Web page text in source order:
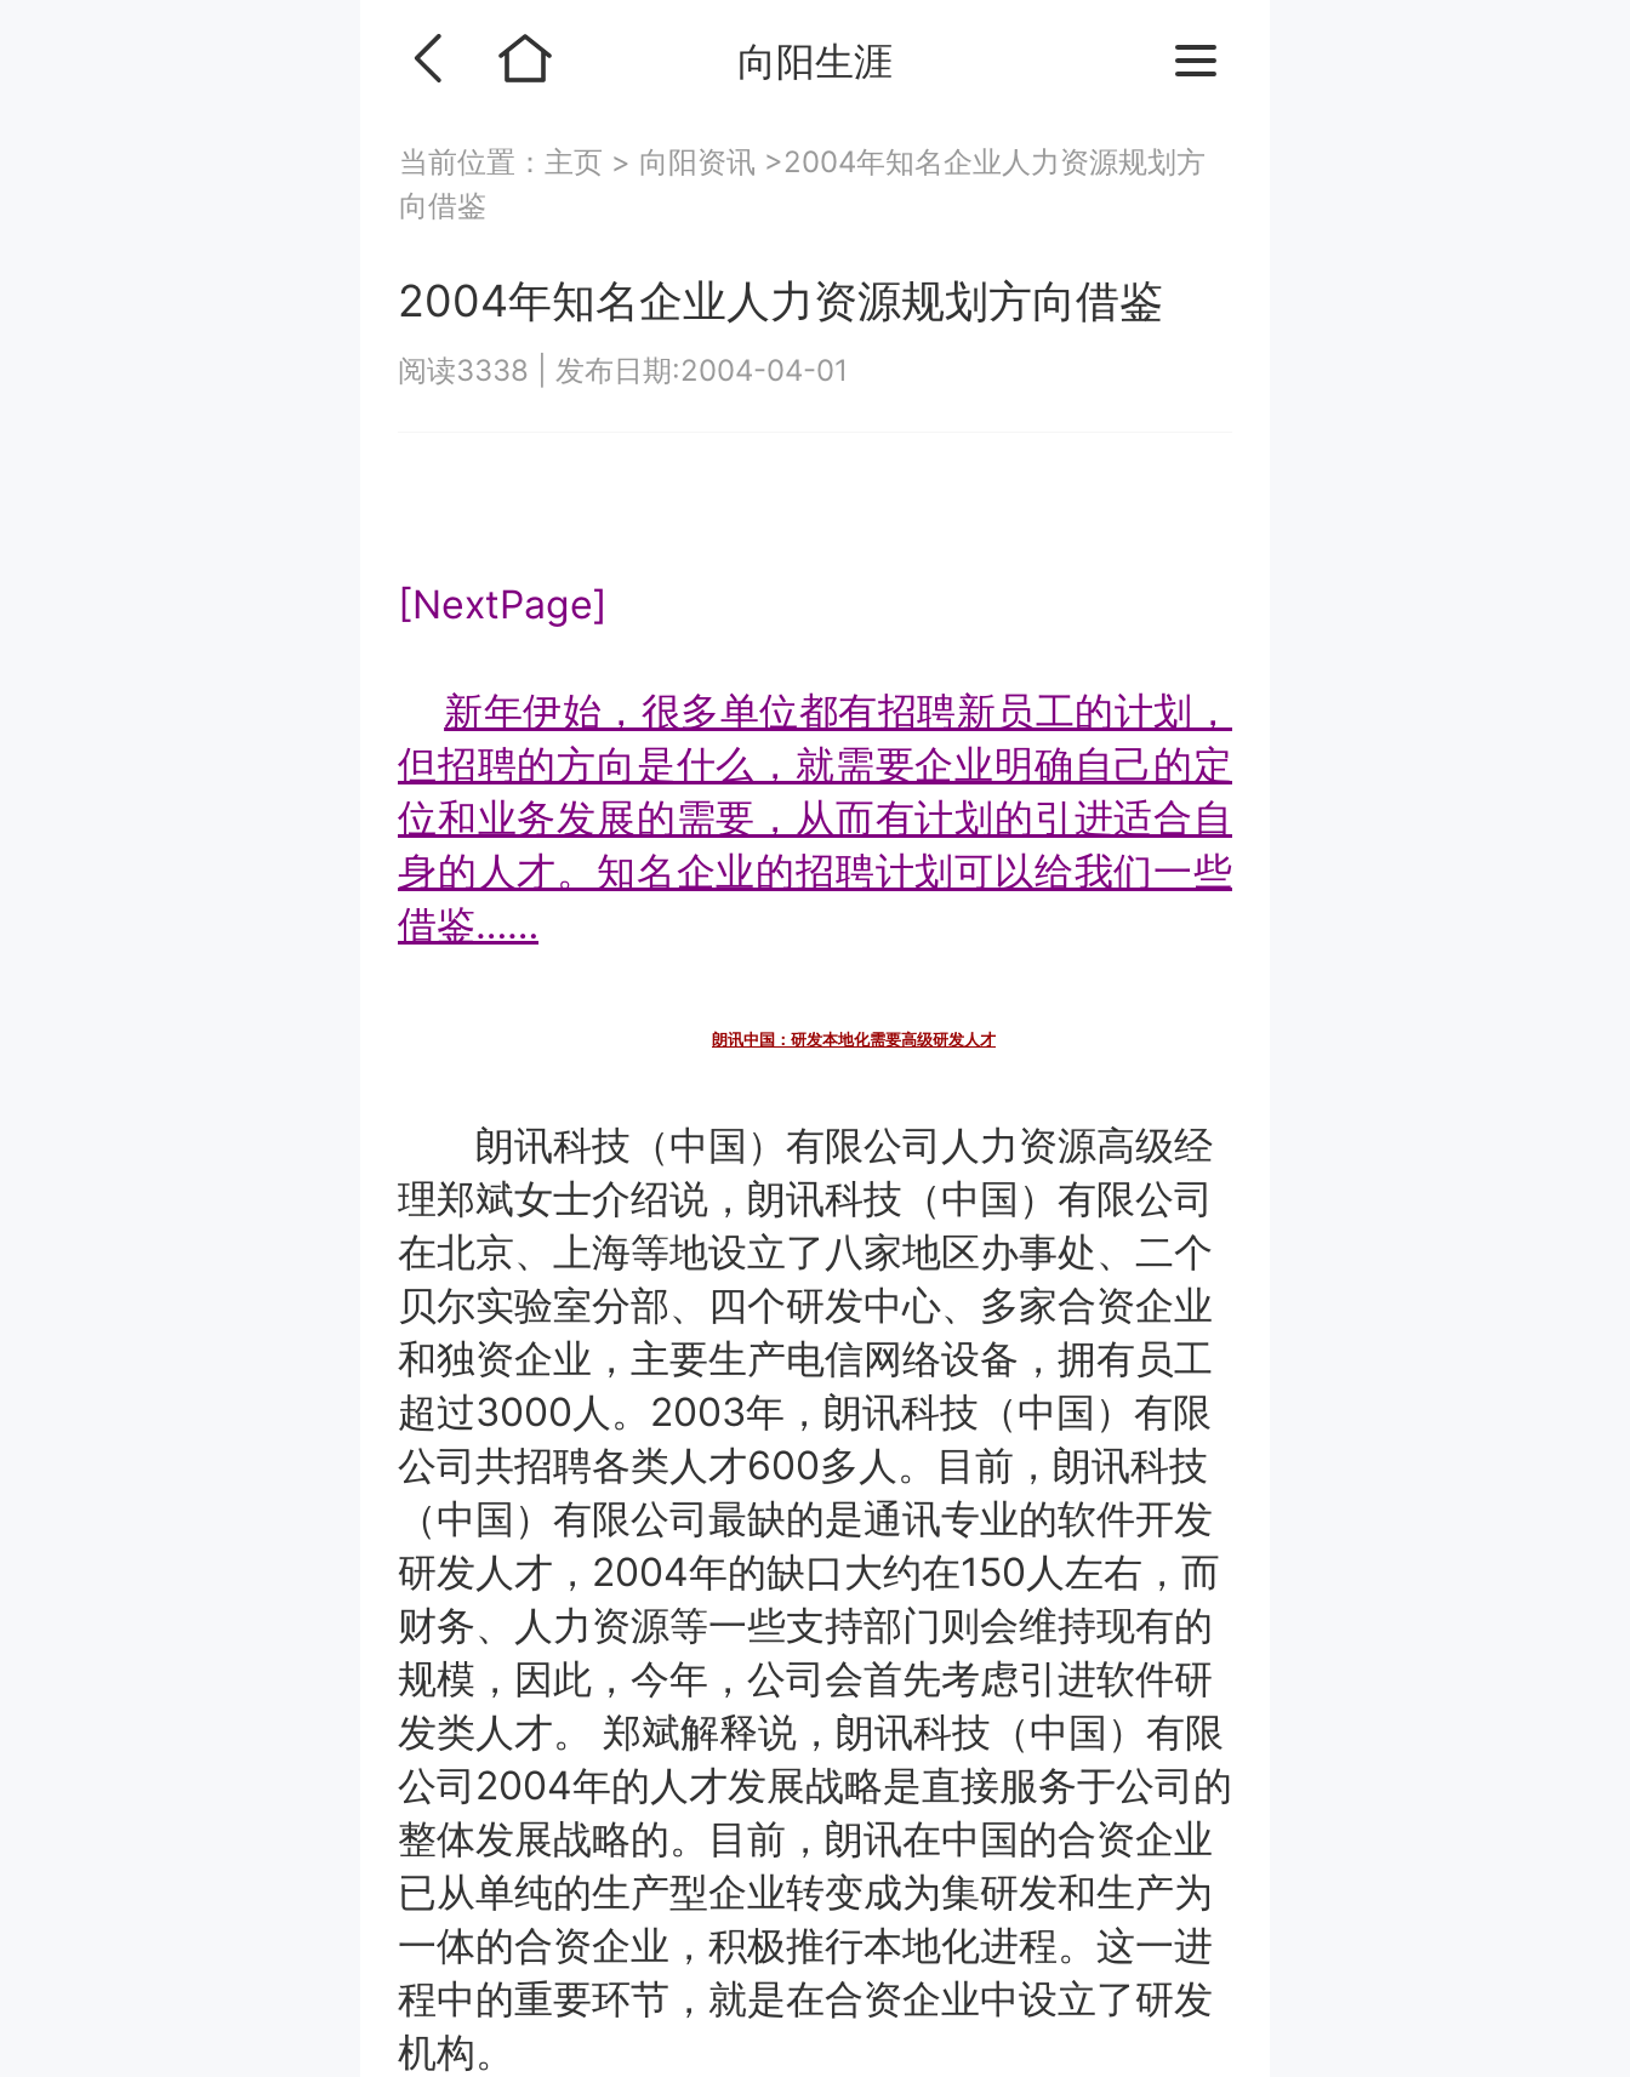
向阳生涯
当前位置： 主页 > 向阳资讯 >2004年知名企业人力资源规划方
向借鉴
2004年知名企业人力资源规划方向借鉴
阅读3338 发布日期:2004-04-01
[NextPage]
新年伊始，很多单位都有招聘新员工的计划，
但招聘的方向是什么，就需要企业明确自己的定
位和业务发展的需要，从而有计划的引进适合自
身的人才。知名企业的招聘计划可以给我们一些
借鉴……
朗讯中国：研发本地化需要高级研发人才
朗讯科技（中国）有限公司人力资源高级经
理郑斌女士介绍说，朗讯科技（中国）有限公司
在北京、上海等地设立了八家地区办事处、二个
贝尔实验室分部、四个研发中心、多家合资企业
和独资企业，主要生产电信网络设备，拥有员工
超过3000人。2003年，朗讯科技（中国）有限
公司共招聘各类人才600多人。目前，朗讯科技
（中国）有限公司最缺的是通讯专业的软件开发
研发人才，2004年的缺口大约在150人左右，而
财务、人力资源等一些支持部门则会维持现有的
规模，因此，今年，公司会首先考虑引进软件研
发类人才。 郑斌解释说，朗讯科技（中国）有限
公司2004年的人才发展战略是直接服务于公司的
整体发展战略的。目前，朗讯在中国的合资企业
已从单纯的生产型企业转变成为集研发和生产为
一体的合资企业，积极推行本地化进程。这一进
程中的重要环节，就是在合资企业中设立了研发
机构。